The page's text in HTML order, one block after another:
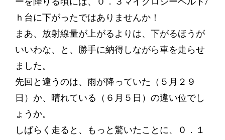
ｈ台に下がったではありませんか！
まあ、放射線量が上がるよりは、下がるほうが
いいわな、と、勝手に納得しながら車を走らせ
ました。
先回と違うのは、雨が降っていた（５月２９
日）か、晴れている（６月５日）の違い位でし
ょうか。
しばらく走ると、もっと驚いたことに、０．１